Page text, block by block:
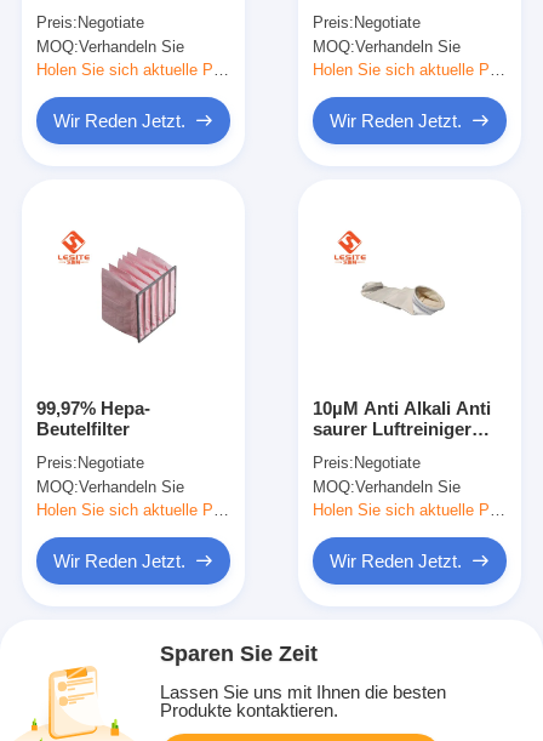
Preis: Negotiate
MOQ:Verhandeln Sie
Wir Reden Jetzt.
Preis: Negotiate
MOQ:Verhandeln Sie
Wir Reden Jetzt.
99,97% Hepa-
Beutelfilter
Preis: Negotiate
MOQ:Verhandeln Sie
Holen Sie sich aktuelle Preis
Wir Reden Jetzt.
10µM Anti Alkali Anti
saurer Luftreiniger
hitzebeständigen
Staub
Preis: Negotiate
MOQ:Verhandeln Sie
Holen Sie sich aktuelle Preis
Wir Reden Jetzt.
Sparen Sie Zeit
Lassen Sie uns mit Ihnen die besten
Produkte kontaktieren.